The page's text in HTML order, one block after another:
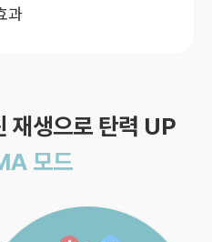
과
재생으로 탄력 UP
모드